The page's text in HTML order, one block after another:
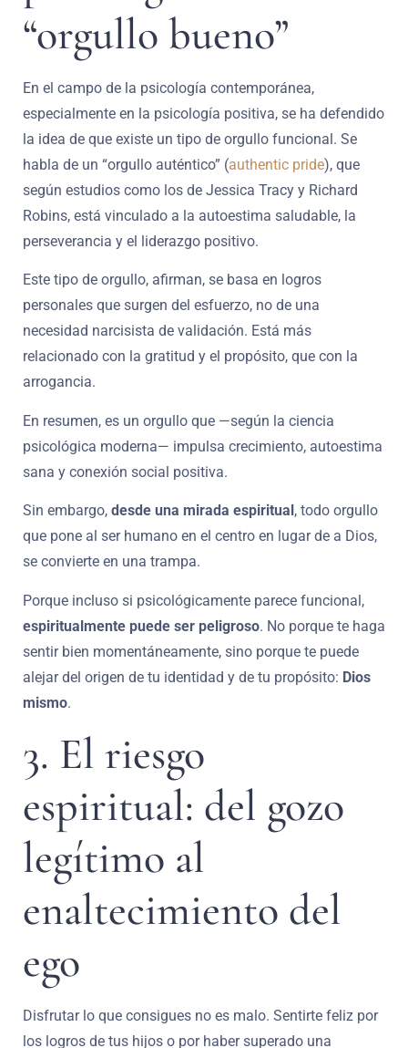
“orgullo bueno”
En el campo de la psicología contemporánea,
especialmente en la psicología positiva, se ha defendido
la idea de que existe un tipo de orgullo funcional. Se
habla de un “orgullo auténtico” (authentic pride), que
según estudios como los de Jessica Tracy y Richard
Robins, está vinculado a la autoestima saludable, la
perseverancia y el liderazgo positivo.
Este tipo de orgullo, afirman, se basa en logros
personales que surgen del esfuerzo, no de una
necesidad narcisista de validación. Está más
relacionado con la gratitud y el propósito, que con la
arrogancia.
En resumen, es un orgullo que —según la ciencia
psicológica moderna— impulsa crecimiento, autoestima
sana y conexión social positiva.
Sin embargo, desde una mirada espiritual, todo orgullo
que pone al ser humano en el centro en lugar de a Dios,
se convierte en una trampa.
Porque incluso si psicológicamente parece funcional,
espiritualmente puede ser peligroso. No porque te haga
sentir bien momentáneamente, sino porque te puede
alejar del origen de tu identidad y de tu propósito: Dios
mismo.
3. El riesgo
espiritual: del gozo
legítimo al
enaltecimiento del
ego
Disfrutar lo que consigues no es malo. Sentirte feliz por
los logros de tus hijos o por haber superado una